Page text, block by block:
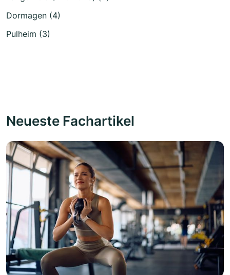
Dormagen (4)
Pulheim (3)
Neueste Fachartikel